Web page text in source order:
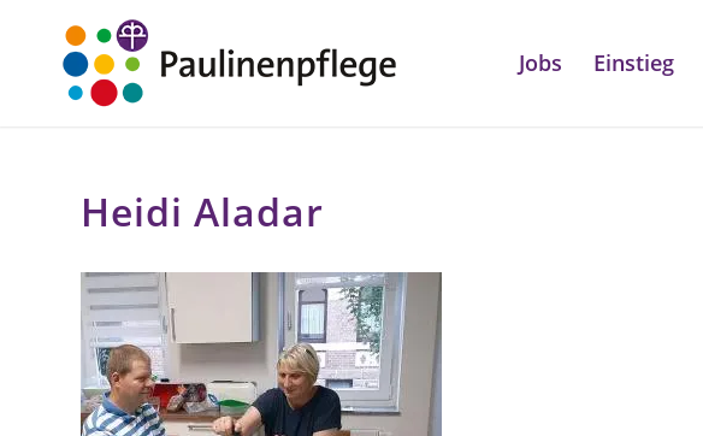
Jobs Einstieg
Heidi Aladar